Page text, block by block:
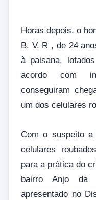
Horas depois, o
B. V. R , de 24
à paisana,
acordo com
conseguiram
um dos celulares
Com o suspeito a
celulares
para a prática do
bairro Anjo da
apresentado no